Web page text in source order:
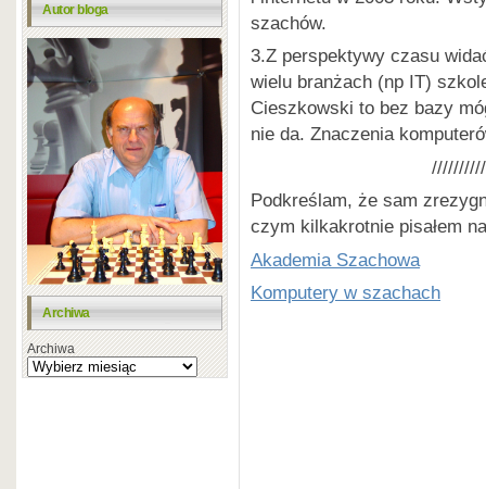
Autor bloga
Archiwa
Archiwa
szachów.
3.Z perspektywy czasu
wielu branżach (np IT)
Cieszkowski to bez bazy
nie da. Znaczenia
Podkreślam, że sam
czym kilkakrotnie pisałem
Akademia Szachowa
Komputery w szachach